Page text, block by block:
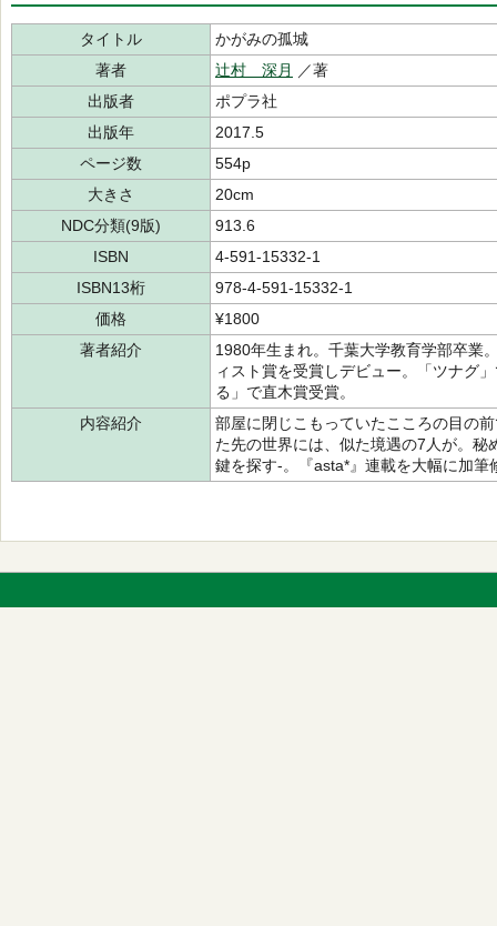
タイトル
かがみの孤城
著者
辻村 深月
／著
出版者
ポプラ社
出版年
2017.5
ページ数
554p
大きさ
20cm
NDC分類(9版)
913.6
ISBN
4-591-15332-1
ISBN13桁
978-4-591-15332-1
価格
¥1800
著者紹介
1980年生まれ。千葉大学教育学部卒業
ィスト賞を受賞しデビュー。「ツナグ
る」で直木賞受賞。
内容紹介
部屋に閉じこもっていたこころの目の
た先の世界には、似た境遇の7人が。
鍵を探す-。『asta*』連載を大幅に加筆